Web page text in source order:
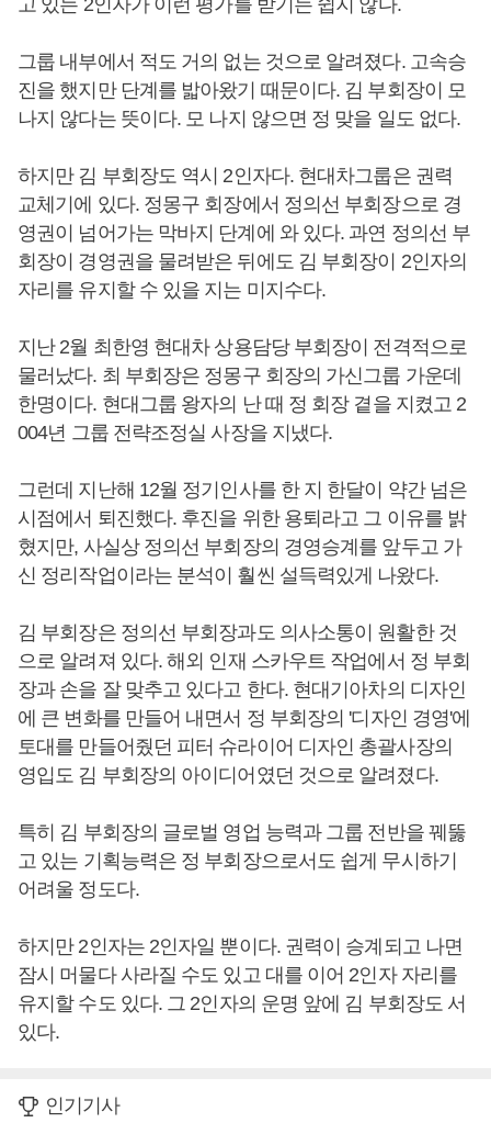
고 있는 2인자가 이런 평가를 받기는 쉽지 않다.
그룹 내부에서 적도 거의 없는 것으로 알려졌다. 고속승
진을 했지만 단계를 밟아왔기 때문이다. 김 부회장이 모
나지 않다는 뜻이다. 모 나지 않으면 정 맞을 일도 없다.
하지만 김 부회장도 역시 2인자다. 현대차그룹은 권력
교체기에 있다. 정몽구 회장에서 정의선 부회장으로 경
영권이 넘어가는 막바지 단계에 와 있다. 과연 정의선 부
회장이 경영권을 물려받은 뒤에도 김 부회장이 2인자의
자리를 유지할 수 있을 지는 미지수다.
지난 2월 최한영 현대차 상용담당 부회장이 전격적으로
물러났다. 최 부회장은 정몽구 회장의 가신그룹 가운데
한명이다. 현대그룹 왕자의 난 때 정 회장 곁을 지켰고 2
004년 그룹 전략조정실 사장을 지냈다.
그런데 지난해 12월 정기인사를 한 지 한달이 약간 넘은
시점에서 퇴진했다. 후진을 위한 용퇴라고 그 이유를 밝
혔지만, 사실상 정의선 부회장의 경영승계를 앞두고 가
신 정리작업이라는 분석이 훨씬 설득력있게 나왔다.
김 부회장은 정의선 부회장과도 의사소통이 원활한 것
으로 알려져 있다. 해외 인재 스카우트 작업에서 정 부회
장과 손을 잘 맞추고 있다고 한다. 현대기아차의 디자인
에 큰 변화를 만들어 내면서 정 부회장의 '디자인 경영'에
토대를 만들어줬던 피터 슈라이어 디자인 총괄사장의
영입도 김 부회장의 아이디어였던 것으로 알려졌다.
특히 김 부회장의 글로벌 영업 능력과 그룹 전반을 꿰뚫
고 있는 기획능력은 정 부회장으로서도 쉽게 무시하기
어려울 정도다.
하지만 2인자는 2인자일 뿐이다. 권력이 승계되고 나면
잠시 머물다 사라질 수도 있고 대를 이어 2인자 자리를
유지할 수도 있다. 그 2인자의 운명 앞에 김 부회장도 서
있다.
인기기사